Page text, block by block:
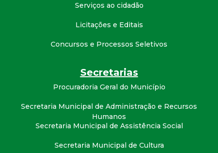
Serviços ao cidadão
Licitações e Editais
Concursos e Processos Seletivos
Secretarias
Procuradoria Geral do Município
Secretaria Municipal de Administração e Recursos
Humanos
Secretaria Municipal de Assistência Social
Secretaria Municipal de Cultura